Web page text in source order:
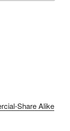
Share Alike